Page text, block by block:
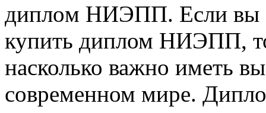
диплoм НИЭПП. Eсли вы
купить диплом НИЭПП,
насколько важно иметь
современном мире.